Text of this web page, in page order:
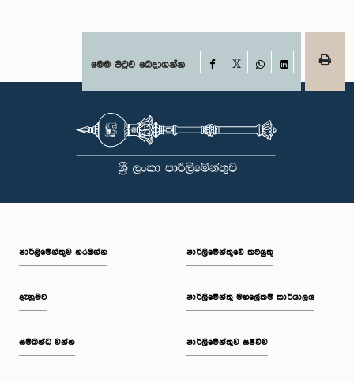
මෙම පිටුව බෙදාගන්න Facebook
WhatsAppLinkedIn
පාර්ලි‌මේන්තුව නරඹන්න
දැනුමට
සම්බන්ධ වන්න
පාර්ලිමේන්තුවේ කටයුතු
පාර්ලිමේන්තු මහලේකම් කාර්යාලය
පාර්ලිමේන්තුව සජීවීව